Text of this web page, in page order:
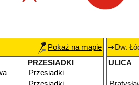
Pokaż na mapie
PRZESIADKI
Przesiadki
Dw.
ULICA